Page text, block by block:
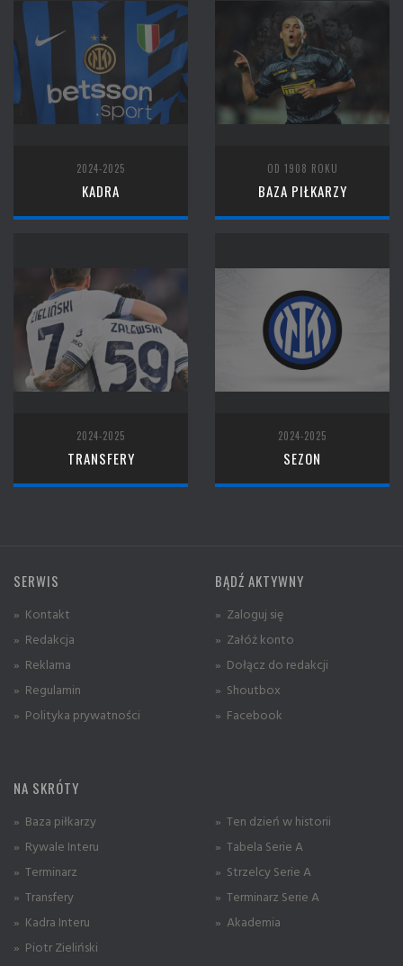
2024-2025
KADRA
OD 1908 ROKU
BAZA PIŁKARZY
2024-2025
TRANSFERY
2024-2025
SEZON
SERWIS
» Kontakt
» Redakcja
» Reklama
» Regulamin
» Polityka prywatności
BĄDŹ AKTYWNY
» Zaloguj się
» Załóż konto
» Dołącz do redakcji
» Shoutbox
» Facebook
NA SKRÓTY
» Baza piłkarzy
» Rywale Interu
» Terminarz
» Transfery
» Kadra Interu
» Piotr Zieliński
» Ten dzień w historii
» Tabela Serie A
» Strzelcy Serie A
» Terminarz Serie A
» Akademia